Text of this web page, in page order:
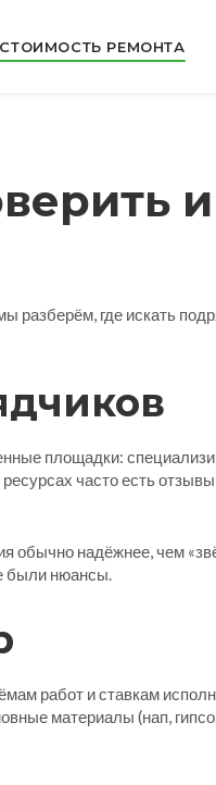
СТОИМОСТЬ РЕМОНТА
где искать
площадки:
часто есть
обычно надёжнее, чем
были нюансы.
работ и ставкам
материалы (нап,